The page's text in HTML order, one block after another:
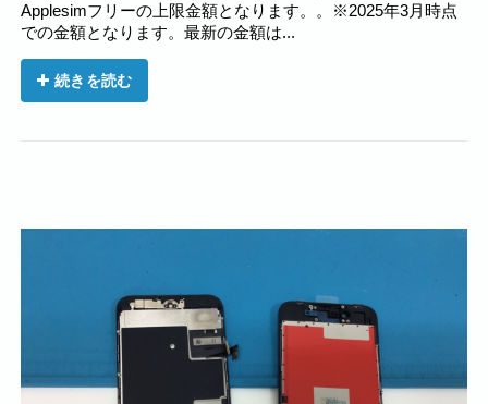
Applesimフリーの上限金額となります。。※2025年3月時点
での金額となります。最新の金額は...
続きを読む